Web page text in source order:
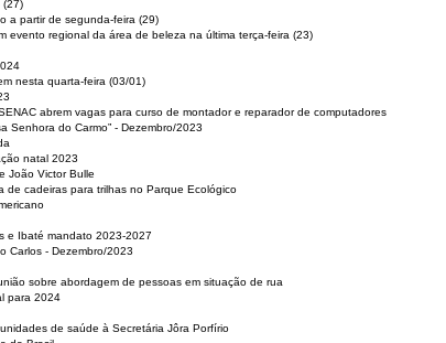
(27)
a partir de segunda-feira (29)
evento regional da área de beleza na última terça-feira (23)
nesta quarta-feira (03/01)
abrem vagas para curso de montador e reparador de computadores
Senhora do Carmo” - Dezembro/2023
natal 2023
João Victor Bulle
de cadeiras para trilhas no Parque Ecológico
e Ibaté mandato 2023-2027
Carlos - Dezembro/2023
sobre abordagem de pessoas em situação de rua
para 2024
de saúde à Secretária Jôra Porfírio